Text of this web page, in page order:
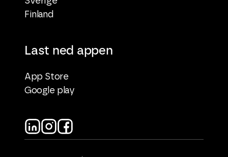
Finland
Last ned appen
App Store
Google play